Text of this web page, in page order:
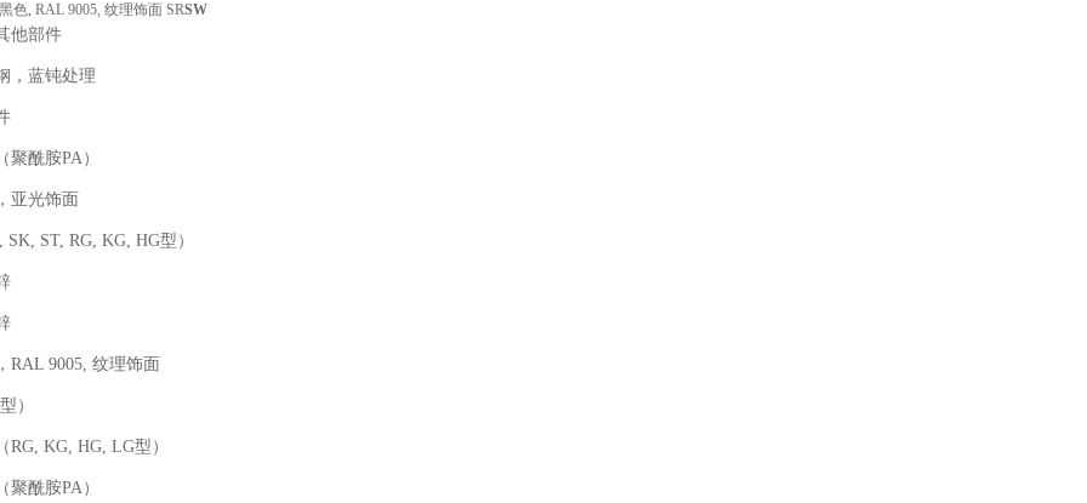
色, RAL 9005, 纹理饰面 SRSW
他部件
，蓝钝处理
聚酰胺PA）
亚光饰面
SK, ST, RG, KG, HG型）
RAL 9005, 纹理饰面
）
RG, KG, HG, LG型）
聚酰胺PA）